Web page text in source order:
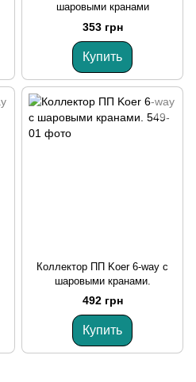
шаровыми кранами
353 грн
Купить
Коллектор ПП Koer 6-way с
шаровыми кранами.
492 грн
Купить